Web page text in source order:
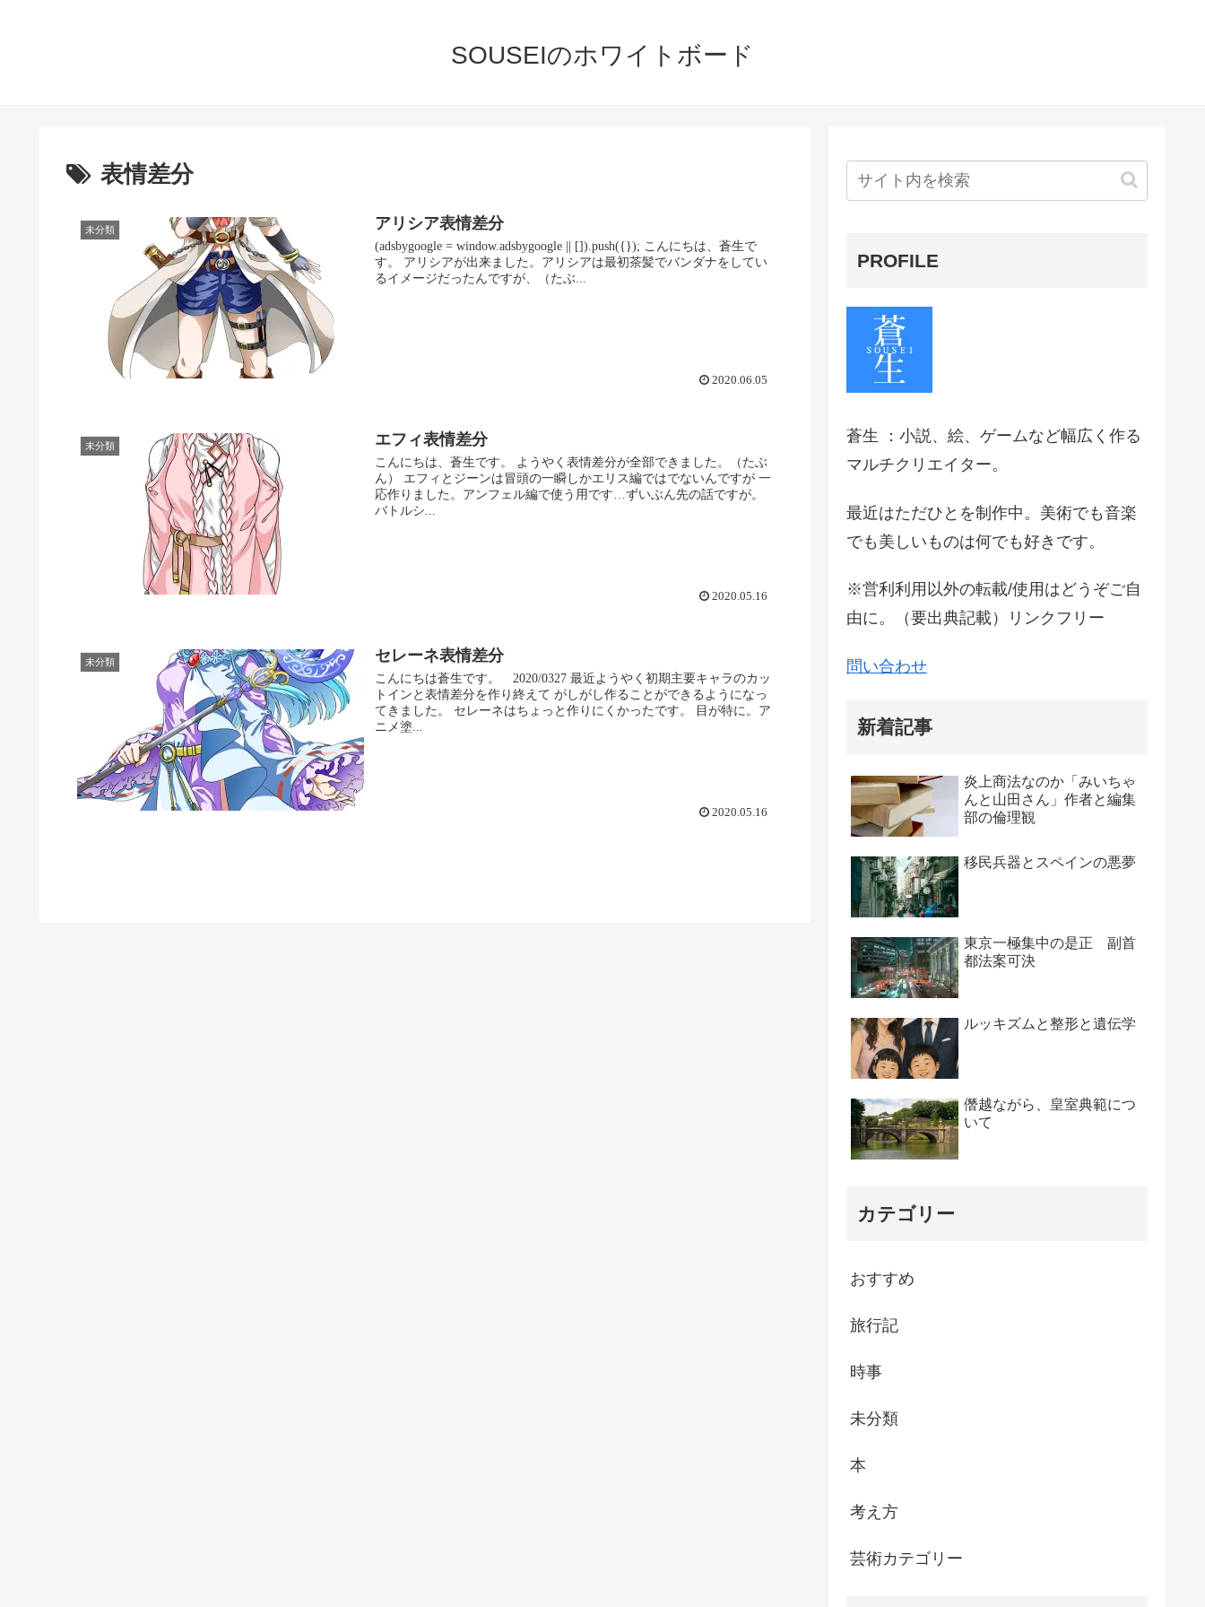
SOUSEIのホワイトボード
表情差分
未分類 アリシア表情差分
(adsbygoogle = window.adsbygoogle || []).push({}); こんにちは、蒼生で
す。 アリシアが出来ました。アリシアは最初茶髪でバンダナをしてい
るイメージだったんですが、（たぶ...
2020.06.05
未分類 エフィ表情差分
こんにちは、蒼生です。 ようやく表情差分が全部できました。（たぶ
ん） エフィとジーンは冒頭の一瞬しかエリス編ではでないんですが 一
応作りました。アンフェル編で使う用です…ずいぶん先の話ですが。
バトルシ...
2020.05.16
未分類 セレーネ表情差分
こんにちは蒼生です。 2020/0327 最近ようやく初期主要キャラのカッ
トインと表情差分を作り終えて がしがし作ることができるようになっ
てきました。 セレーネはちょっと作りにくかったです。 目が特に。ア
ニメ塗...
2020.05.16
PROFILE
蒼生 ：小説、絵、ゲームなど幅広く作る
マルチクリエイター。
最近はただひとを制作中。美術でも音楽
でも美しいものは何でも好きです。
※営利利用以外の転載/使用はどうぞご自
由に。（要出典記載）リンクフリー
問い合わせ
新着記事
炎上商法なのか「みいちゃ
んと山田さん」作者と編集
部の倫理観
移民兵器とスペインの悪夢
東京一極集中の是正 副首
都法案可決
ルッキズムと整形と遺伝学
僭越ながら、皇室典範につ
いて
カテゴリー
おすすめ
旅行記
時事
未分類
本
考え方
芸術カテゴリー